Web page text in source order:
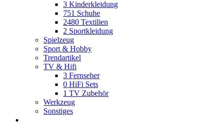
3 Kinderkleidung
751 Schuhe
2480 Textilien
2 Sportkleidung
Spielzeug
Sport & Hobby
Trendartikel
TV & Hifi
3 Fernseher
0 HiFi Sets
1 TV Zubehör
Werkzeug
Sonstiges